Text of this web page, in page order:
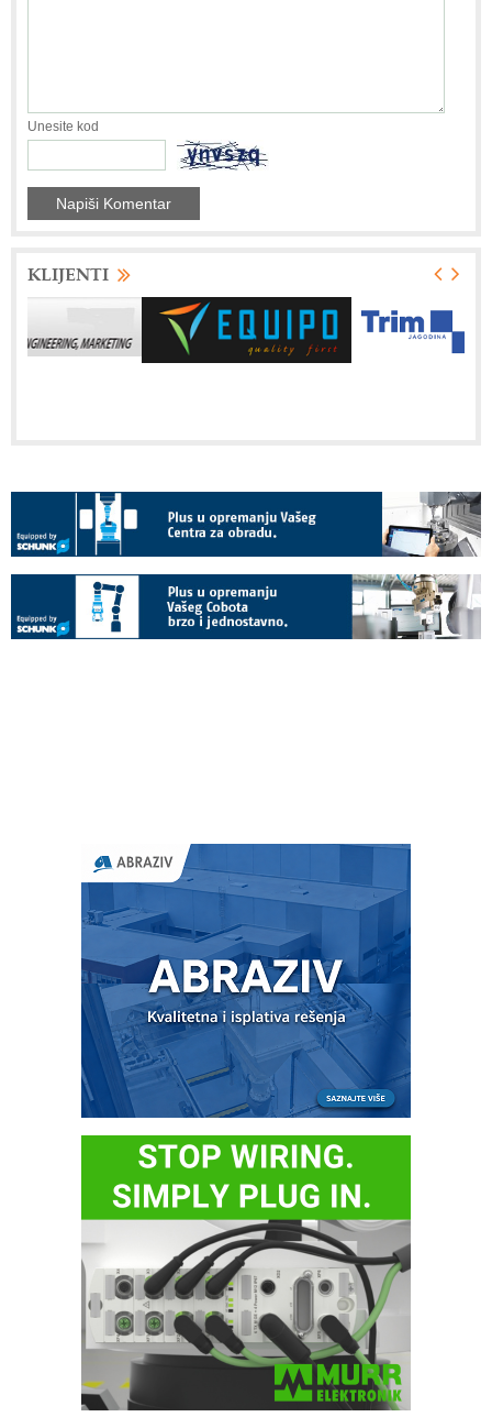
Unesite kod
KLIJENTI